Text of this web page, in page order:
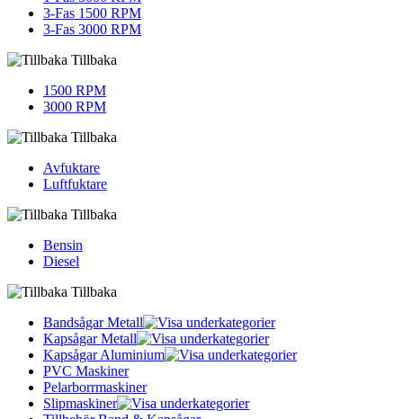
3-Fas 1500 RPM
3-Fas 3000 RPM
Tillbaka
1500 RPM
3000 RPM
Tillbaka
Avfuktare
Luftfuktare
Tillbaka
Bensin
Diesel
Tillbaka
Bandsågar Metall
Kapsågar Metall
Kapsågar Aluminium
PVC Maskiner
Pelarborrmaskiner
Slipmaskiner